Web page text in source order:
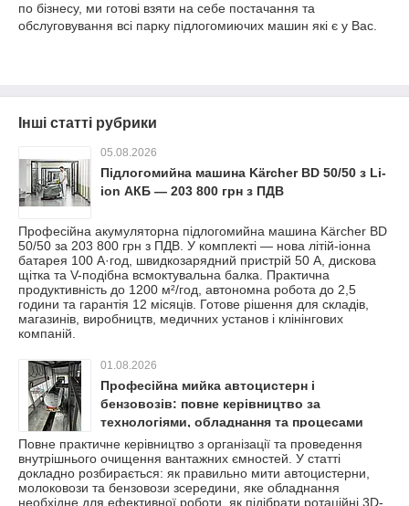
по бізнесу, ми готові взяти на себе постачання та
обслуговування всі парку підлогомиючих машин які є у Вас.
Інші статті рубрики
05.08.2026
Підлогомийна машина Kärcher BD 50/50 з Li-
ion АКБ — 203 800 грн з ПДВ
Професійна акумуляторна підлогомийна машина Kärcher BD
50/50 за 203 800 грн з ПДВ. У комплекті — нова літій-іонна
батарея 100 А·год, швидкозарядний пристрій 50 А, дискова
щітка та V-подібна всмоктувальна балка. Практична
продуктивність до 1200 м²/год, автономна робота до 2,5
години та гарантія 12 місяців. Готове рішення для складів,
магазинів, виробництв, медичних установ і клінінгових
компаній.
01.08.2026
Професійна мийка автоцистерн і
бензовозів: повне керівництво за
технологіями, обладнання та процесами
очищення
Повне практичне керівництво з організації та проведення
внутрішнього очищення вантажних ємностей. У статті
докладно розбирається: як правильно мити автоцистерни,
молоковози та бензовози зсередини, яке обладнання
необхідне для ефективної роботи, як підібрати ротаційні 3D-